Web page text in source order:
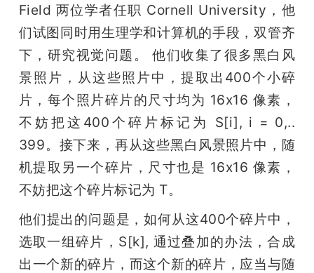
Field 两位学者任职 Cornell University，他
们试图同时用生理学和计算机的手段，双管齐
下，研究视觉问题。 他们收集了很多黑白风
景照片，从这些照片中，提取出400个小碎
片，每个照片碎片的尺寸均为 16x16 像素，
不妨把这400个碎片标记为 S[i], i = 0,..
399。接下来，再从这些黑白风景照片中，随
机提取另一个碎片，尺寸也是 16x16 像素，
不妨把这个碎片标记为 T。
他们提出的问题是，如何从这400个碎片中，
选取一组碎片，S[k], 通过叠加的办法，合成
出一个新的碎片，而这个新的碎片，应当与随